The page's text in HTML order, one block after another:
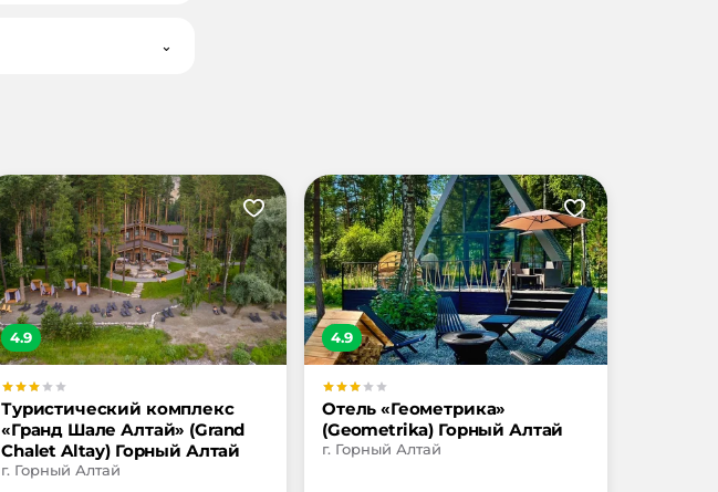
⌄
4.9
Туристический комплекс
«Гранд Шале Алтай» (Grand
Chalet Altay) Горный Алтай
г. Горный Алтай
4.9
Отель «Геометрика»
(Geometrika) Горный Алтай
г. Горный Алтай